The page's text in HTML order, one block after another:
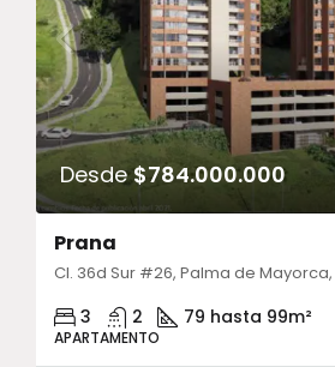
Desde$784.000.000
Prana
3 2 79 hasta 99m²
APARTAMENTO